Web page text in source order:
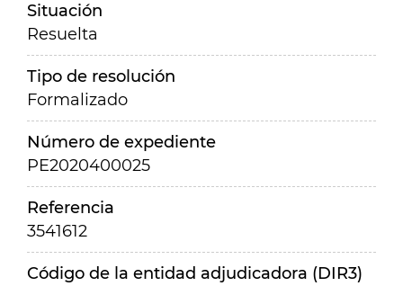
Situación
Resuelta
Tipo de resolución
Formalizado
Número de expediente
PE2020400025
Referencia
3541612
Código de la entidad adjudicadora (DIR3)